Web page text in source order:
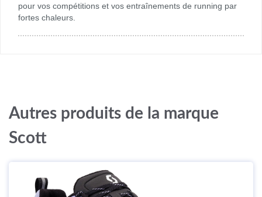
pour vos compétitions et vos entraînements de running par
fortes chaleurs.
Autres produits de la marque
Scott